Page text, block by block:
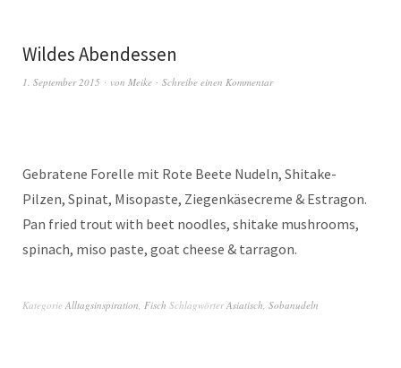
Wildes Abendessen
1. September 2015 von Meike Schreibe einen Kommentar
Gebratene Forelle mit Rote Beete Nudeln, Shitake-
Pilzen, Spinat, Misopaste, Ziegenkäsecreme & Estragon.
Pan fried trout with beet noodles, shitake mushrooms,
spinach, miso paste, goat cheese & tarragon.
Kategorie Alltagsinspiration, Fisch SchlagwörterAsiatisch, Sobanudeln